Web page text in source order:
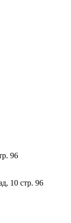
96
10 стр. 96